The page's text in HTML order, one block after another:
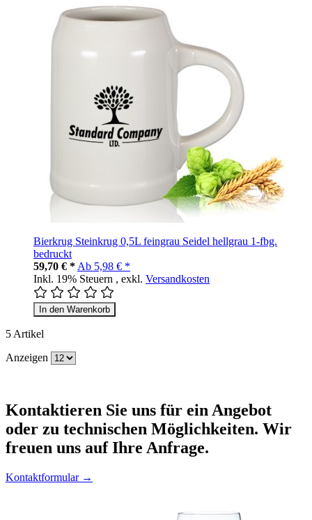
Bierkrug Steinkrug 0,5L feingrau Seidel hellgrau 1-fbg.
bedruckt
59,70 € * Ab 5,98 € *
Inkl. 19% Steuern , exkl. Versandkosten
In den Warenkorb
5 Artikel
Anzeigen
Kontaktieren Sie uns für ein Angebot
oder zu technischen Möglichkeiten. Wir
freuen uns auf Ihre Anfrage.
Kontaktformular →